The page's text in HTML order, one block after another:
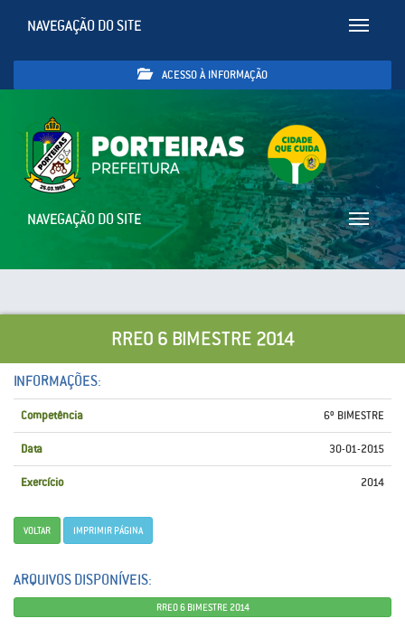
Toggle
NAVEGAÇÃO DO SITE
ACESSO À INFORMAÇÃO
Toggle
NAVEGAÇÃO DO SITE
RREO 6 BIMESTRE 2014
INFORMAÇÕES:
Competência 6º BIMESTRE
Data 30-01-2015
Exercício 2014
VOLTAR IMPRIMIR PÁGINA
ARQUIVOS DISPONÍVEIS:
RREO 6 BIMESTRE 2014